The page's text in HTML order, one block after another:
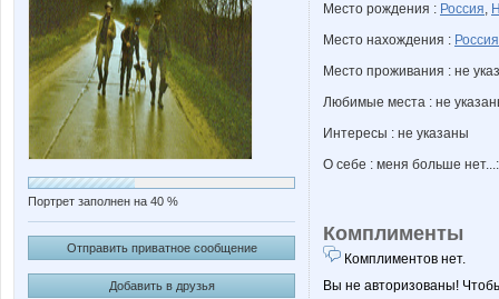
Портрет заполнен на 40 %
Отправить приватное сообщение
Добавить в друзья
Место рождения : Россия,
Место нахождения : Россия
Место проживания : не
Любимые места : не
Интересы : не указаны
О себе : меня больше
Комплименты
Комплиментов нет.
Вы не авторизованы!